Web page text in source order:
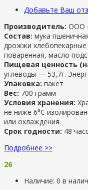
Добавьте Ваш
Производитель: ООО
Состав: мука
дрожжи хлебопекарные
поваренная, масло
Пищевая ценность
углеводы — 53,7г.
Упаковка: пакет
Вес: 700 грамм
Условия хранения:
не ниже 6°С
или охлаждения.
Срок годности: 48
Подробнее >>
26
Наличие: 0 в